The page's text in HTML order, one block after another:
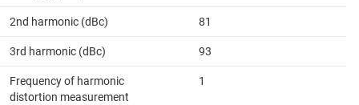
2nd harmonic (dBc) 81
3rd harmonic (dBc) 93
Frequency of harmonic
distortion measurement
1